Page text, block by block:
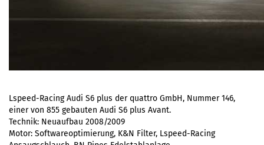
Lspeed-Racing Audi S6 plus der quattro GmbH, Nummer 146,
einer von 855 gebauten Audi S6 plus Avant.
Technik: Neuaufbau 2008/2009
Motor: Softwareoptimierung, K&N Filter, Lspeed-Racing